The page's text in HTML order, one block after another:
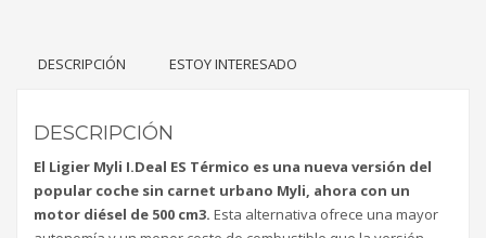
DESCRIPCIÓN ESTOY INTERESADO
DESCRIPCIÓN
El Ligier Myli I.Deal ES Térmico es una nueva versión del
popular coche sin carnet urbano Myli, ahora con un
motor diésel de 500 cm3. Esta alternativa ofrece una mayor